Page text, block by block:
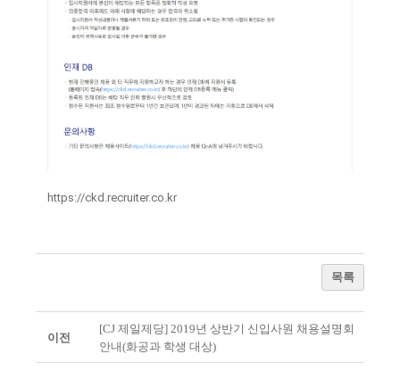
https://ckd.recruiter.co.kr
목록
이전
[CJ 제일제당] 2019년 상반기 신입사원 채용설명회
안내(화공과 학생 대상)